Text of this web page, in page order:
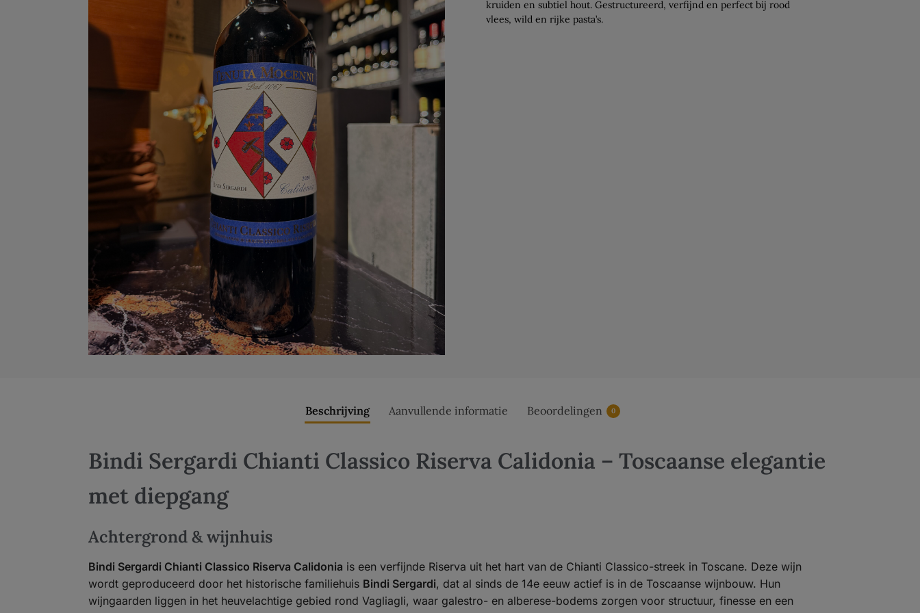
kruiden en subtiel hout. Gestructureerd, verfijnd en perfect bij rood
vlees, wild en rijke pasta’s.
Beschrijving Aanvullende informatie Beoordelingen 0
Bindi Sergardi Chianti Classico Riserva Calidonia – Toscaanse elegantie
met diepgang
Achtergrond & wijnhuis
Bindi Sergardi Chianti Classico Riserva Calidonia is een verfijnde Riserva uit het hart van de Chianti Classico-streek in Toscane. Deze wijn
wordt geproduceerd door het historische familiehuis Bindi Sergardi, dat al sinds de 14e eeuw actief is in de Toscaanse wijnbouw. Hun
wijngaarden liggen in het heuvelachtige gebied rond Vagliagli, waar galestro- en alberese-bodems zorgen voor structuur, finesse en een